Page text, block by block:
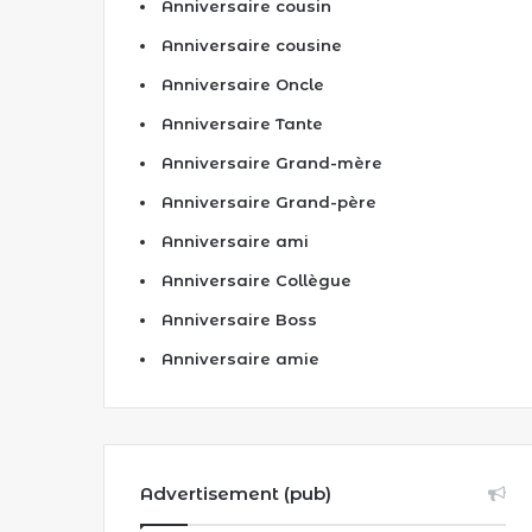
Anniversaire cousin
Anniversaire cousine
Anniversaire Oncle
Anniversaire Tante
Anniversaire Grand-mère
Anniversaire Grand-père
Anniversaire ami
Anniversaire Collègue
Anniversaire Boss
Anniversaire amie
Advertisement (pub)